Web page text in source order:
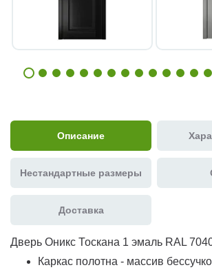
Описание
Нестандартные размеры
Доставка
Дверь Оникс Тоскана 1 эмаль RAL
Каркас полотна - массив